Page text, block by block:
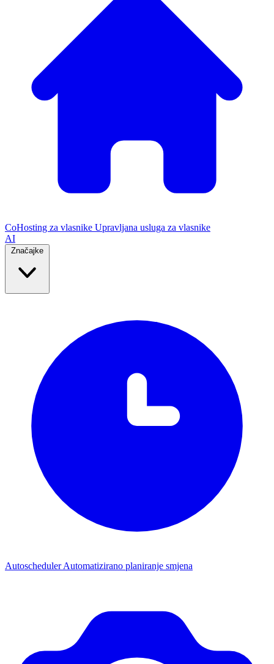
CoHosting za vlasnike Upravljana usluga za vlasnike
AI
AutoschedulerAutomatizirano planiranje smjena